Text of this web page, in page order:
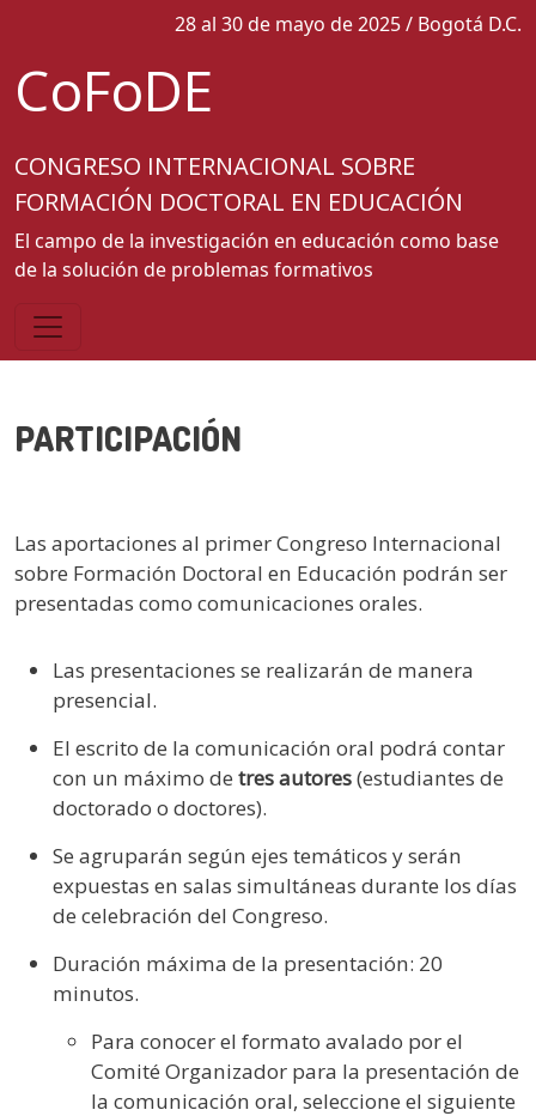
Pasar al contenido principal28 al 30 de mayo de 2025 / Bogotá D.C.
CoFoDE
CONGRESO INTERNACIONAL SOBRE
FORMACIÓN DOCTORAL EN EDUCACIÓN
El campo de la investigación en educación como base
de la solución de problemas formativos
PARTICIPACIÓN
Las aportaciones al primer Congreso Internacional
sobre Formación Doctoral en Educación podrán ser
presentadas como comunicaciones orales.
Las presentaciones se realizarán de manera
presencial.
El escrito de la comunicación oral podrá contar
con un máximo detres autores(estudiantes de
doctorado o doctores).
Se agruparán según ejes temáticos y serán
expuestas en salas simultáneas durante los días
de celebración del Congreso.
Duración máxima de la presentación: 20
minutos.
Para conocer el formato avalado por el
Comité Organizador para la presentación de
la comunicación oral, seleccione el siguiente